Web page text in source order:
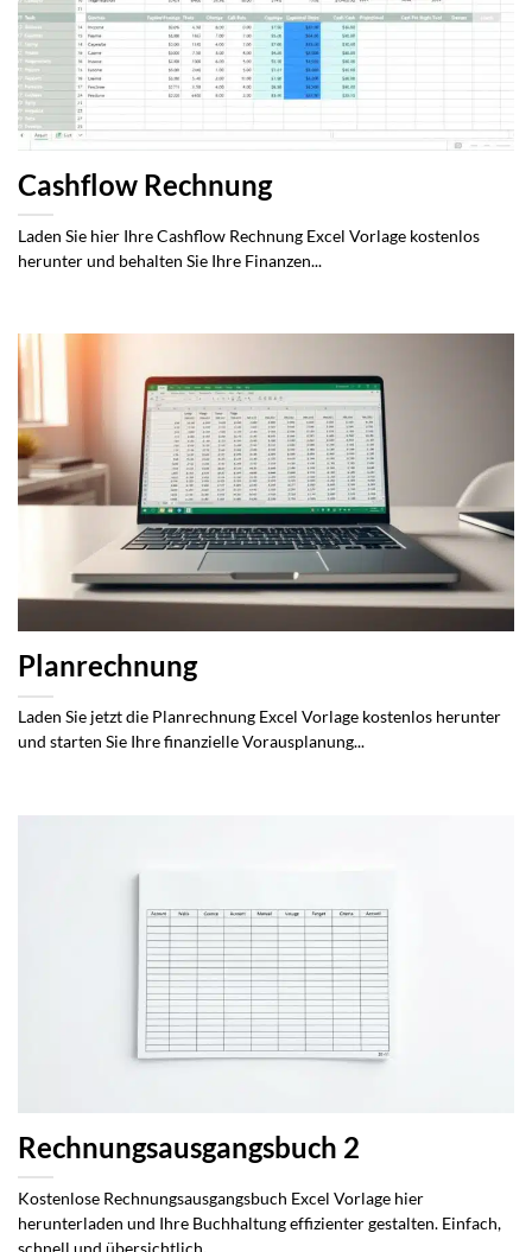
Cashflow Rechnung
Laden Sie hier Ihre Cashflow Rechnung Excel Vorlage kostenlos
herunter und behalten Sie Ihre Finanzen...
Planrechnung
Laden Sie jetzt die Planrechnung Excel Vorlage kostenlos herunter
und starten Sie Ihre finanzielle Vorausplanung...
Rechnungsausgangsbuch 2
Kostenlose Rechnungsausgangsbuch Excel Vorlage hier
herunterladen und Ihre Buchhaltung effizienter gestalten. Einfach,
schnell und übersichtlich.